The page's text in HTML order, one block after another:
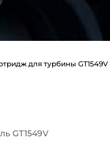
для турбины
GT1549V